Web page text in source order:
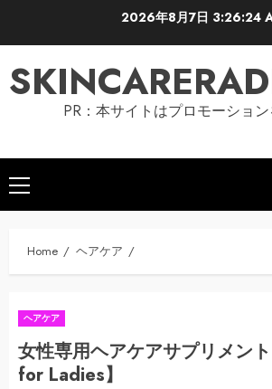
2026年8月7日 3:26:25
PR：本サイトはプロモーショ
Primary
Menu
Home ヘアケア
ヘアケア
女性専用ヘアケアサプリメン
for Ladies】